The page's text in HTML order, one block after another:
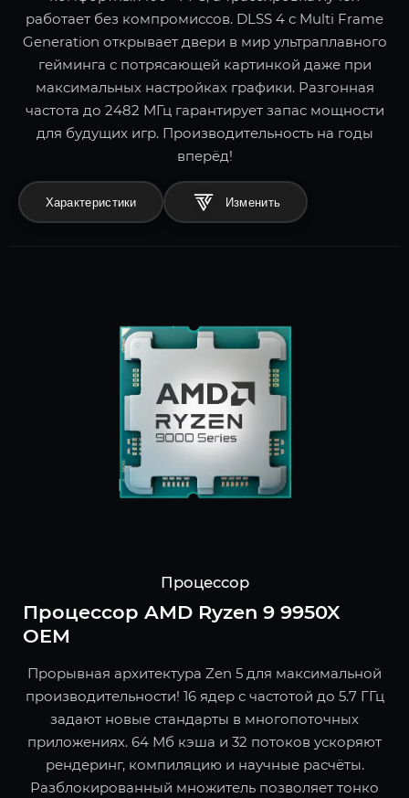
работает без компромиссов. DLSS 4 с Multi Frame
Generation открывает двери в мир ультраплавного
гейминга с потрясающей картинкой даже при
максимальных настройках графики. Разгонная
частота до 2482 МГц гарантирует запас мощности
для будущих игр. Производительность на годы
вперёд!
Характеристики
Процессор
Процессор AMD Ryzen 9 9950X
OEM
Прорывная архитектура Zen 5 для максимальной
производительности! 16 ядер с частотой до 5.7 ГГц
задают новые стандарты в многопоточных
приложениях. 64 Мб кэша и 32 потоков ускоряют
рендеринг, компиляцию и научные расчёты.
Разблокированный множитель позволяет тонко